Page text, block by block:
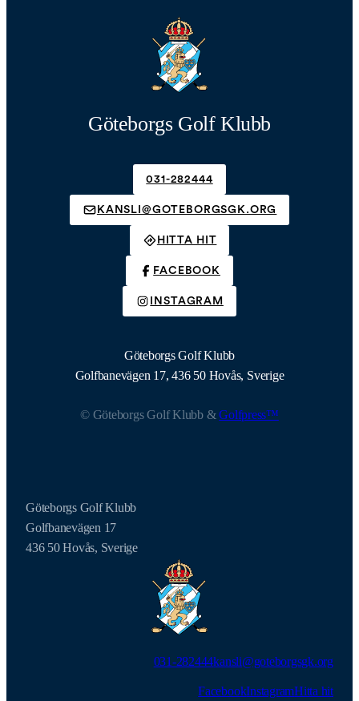
Göteborgs Golf Klubb
031-282444
KANSLI@GOTEBORGSGK.ORG
HITTA HIT
FACEBOOK
INSTAGRAM
Göteborgs Golf Klubb
Golfbanevägen 17, 436 50 Hovås, Sverige
© Göteborgs Golf Klubb &Golfpress™
Göteborgs Golf Klubb
Golfbanevägen 17
436 50 Hovås, Sverige
031-282444kansli@goteborgsgk.org
FacebookInstagramHitta hit